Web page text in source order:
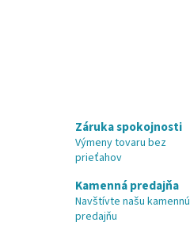
Záruka spokojnosti
Výmeny tovaru bez
prieťahov
Kamenná predajňa
Navštívte našu kamennú
predajňu